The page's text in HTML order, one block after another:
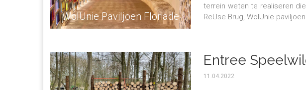
WolUnie Paviljoen Floriade
terrein weten te realiseren
ReUse Brug, WolUnie
Entree
11.04.2022